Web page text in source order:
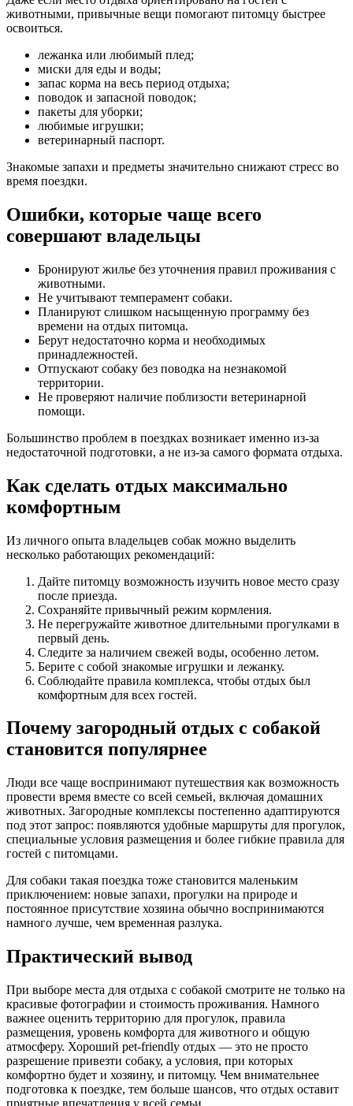
животными, привычные вещи помогают питомцу быстрее
освоиться.
лежанка или любимый плед;
миски для еды и воды;
запас корма на весь период отдыха;
поводок и запасной поводок;
пакеты для уборки;
любимые игрушки;
ветеринарный паспорт.
Знакомые запахи и предметы значительно снижают стресс во
время поездки.
Ошибки, которые чаще всего
совершают владельцы
Бронируют жилье без уточнения правил проживания с
животными.
Не учитывают темперамент собаки.
Планируют слишком насыщенную программу без
времени на отдых питомца.
Берут недостаточно корма и необходимых
принадлежностей.
Отпускают собаку без поводка на незнакомой
территории.
Не проверяют наличие поблизости ветеринарной
помощи.
Большинство проблем в поездках возникает именно из-за
недостаточной подготовки, а не из-за самого формата отдыха.
Как сделать отдых максимально
комфортным
Из личного опыта владельцев собак можно выделить
несколько работающих рекомендаций:
Дайте питомцу возможность изучить новое место сразу
после приезда.
Сохраняйте привычный режим кормления.
Не перегружайте животное длительными прогулками в
первый день.
Следите за наличием свежей воды, особенно летом.
Берите с собой знакомые игрушки и лежанку.
Соблюдайте правила комплекса, чтобы отдых был
комфортным для всех гостей.
Почему загородный отдых с собакой
становится популярнее
Люди все чаще воспринимают путешествия как возможность
провести время вместе со всей семьей, включая домашних
животных. Загородные комплексы постепенно адаптируются
под этот запрос: появляются удобные маршруты для прогулок,
специальные условия размещения и более гибкие правила для
гостей с питомцами.
Для собаки такая поездка тоже становится маленьким
приключением: новые запахи, прогулки на природе и
постоянное присутствие хозяина обычно воспринимаются
намного лучше, чем временная разлука.
Практический вывод
При выборе места для отдыха с собакой смотрите не только на
красивые фотографии и стоимость проживания. Намного
важнее оценить территорию для прогулок, правила
размещения, уровень комфорта для животного и общую
атмосферу. Хороший pet-friendly отдых — это не просто
разрешение привезти собаку, а условия, при которых
комфортно будет и хозяину, и питомцу. Чем внимательнее
подготовка к поездке, тем больше шансов, что отдых оставит